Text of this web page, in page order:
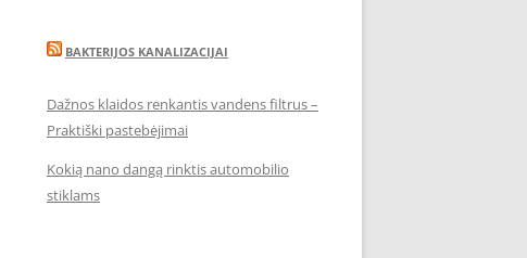
BAKTERIJOS KANALIZACIJAI
Dažnos klaidos renkantis vandens filtrus –
Praktiški pastebėjimai
Kokią nano dangą rinktis automobilio
stiklams